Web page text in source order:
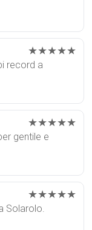
★★★★★
record a
★★★★★
gentile e
★★★★★
Solarolo.